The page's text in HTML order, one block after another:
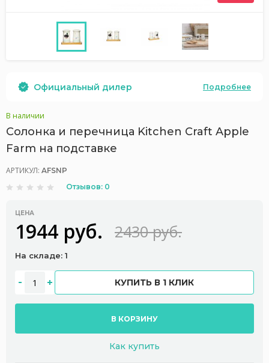
Официальный дилер Подробнее
В наличии
Солонка и перечница Kitchen Craft Apple
Farm на подставке
АРТИКУЛ: AFSNP
Отзывов: 0
ЦЕНА
1944 руб. 2430 руб.
На складе: 1
КУПИТЬ В 1 КЛИК
В КОРЗИНУ
Как купить